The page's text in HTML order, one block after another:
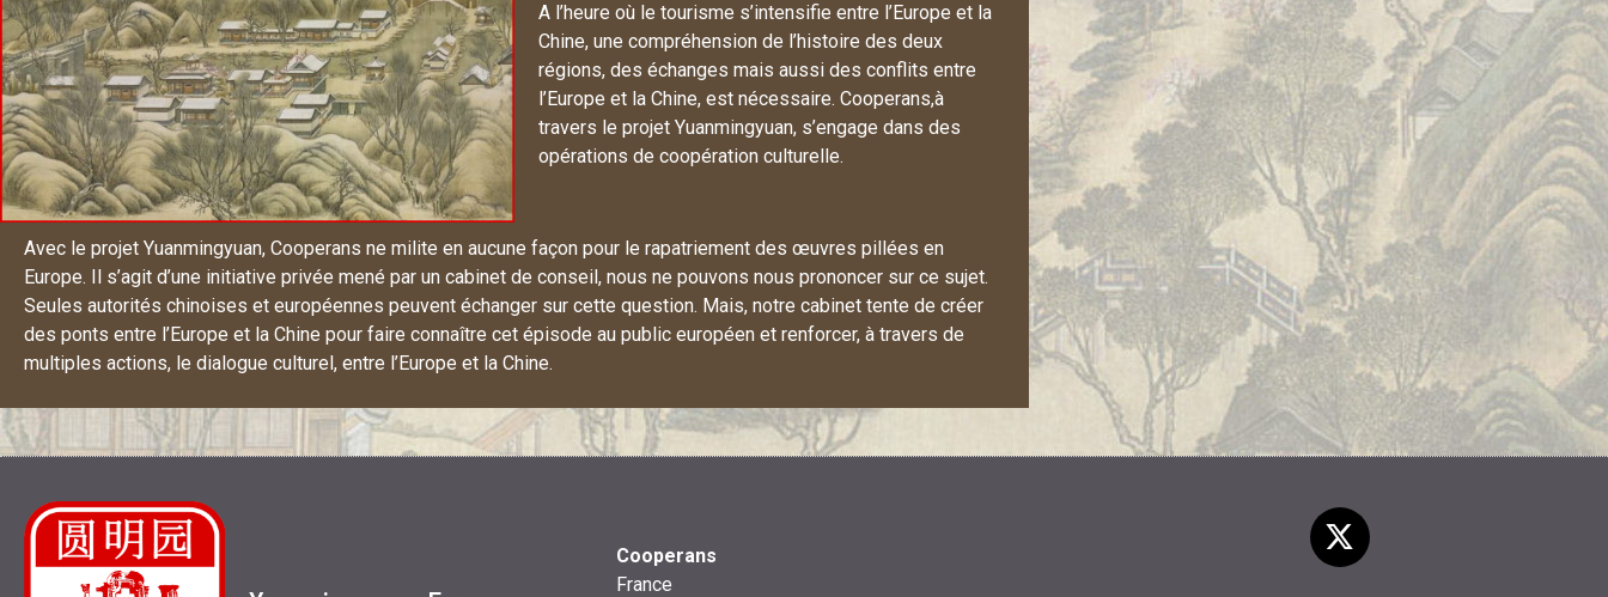
A l’heure où le tourisme s’intensifie entre l’Europe et la
Chine, une compréhension de l’histoire des deux
régions, des échanges mais aussi des conflits entre
l’Europe et la Chine, est nécessaire. Cooperans,à
travers le projet Yuanmingyuan, s’engage dans des
opérations de coopération culturelle.
Avec le projet Yuanmingyuan, Cooperans ne milite en aucune façon pour le rapatriement des œuvres pillées en
Europe. Il s’agit d’une initiative privée mené par un cabinet de conseil, nous ne pouvons nous prononcer sur ce sujet.
Seules autorités chinoises et européennes peuvent échanger sur cette question. Mais, notre cabinet tente de créer
des ponts entre l’Europe et la Chine pour faire connaître cet épisode au public européen et renforcer, à travers de
multiples actions, le dialogue culturel, entre l’Europe et la Chine.
Cooperans
France